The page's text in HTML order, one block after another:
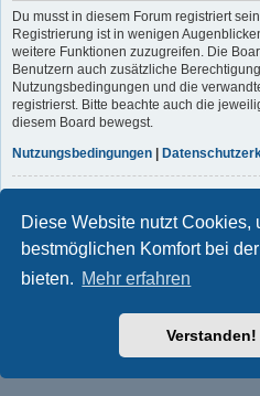
Diese Website nutzt Cookies,
bestmöglichen Komfort bei
bieten. Mehr erfahren
Verstanden!
Du musst in diesem Forum registriert
Registrierung ist in wenigen
weitere Funktionen zuzugreifen. Die
Benutzern auch zusätzliche
Nutzungsbedingungen und die
registrierst. Bitte beachte auch die
diesem Board bewegst.
Nutzungsbedingungen |
Foren-Übersicht
Datenschutz|